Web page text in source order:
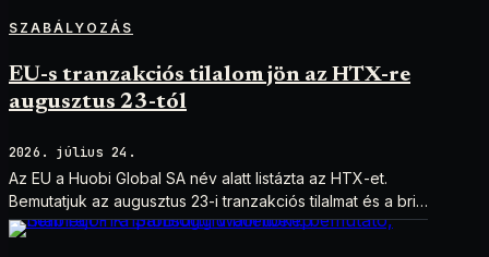
SZABÁLYOZÁS
EU-s tranzakciós tilalom jön az HTX-re
augusztus 23-tól
2026. július 24.
Az EU a Huobi Global SA név alatt listázta az HTX-et.
Bemutatjuk az augusztus 23-i tranzakciós tilalmat és a brit
szankciók eltérését.